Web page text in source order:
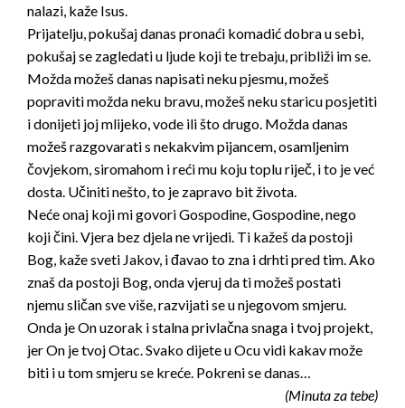
nalazi, kaže Isus.
Prijatelju, pokušaj danas pronaći komadić dobra u sebi,
pokušaj se zagledati u ljude koji te trebaju, približi im se.
Možda možeš danas napisati neku pjesmu, možeš
popraviti možda neku bravu, možeš neku staricu posjetiti
i donijeti joj mlijeko, vode ili što drugo. Možda danas
možeš razgovarati s nekakvim pijancem, osamljenim
čovjekom, siromahom i reći mu koju toplu riječ, i to je već
dosta. Učiniti nešto, to je zapravo bit života.
Neće onaj koji mi govori Gospodine, Gospodine, nego
koji čini. Vjera bez djela ne vrijedi. Ti kažeš da postoji
Bog, kaže sveti Jakov, i đavao to zna i drhti pred tim. Ako
znaš da postoji Bog, onda vjeruj da ti možeš postati
njemu sličan sve više, razvijati se u njegovom smjeru.
Onda je On uzorak i stalna privlačna snaga i tvoj projekt,
jer On je tvoj Otac. Svako dijete u Ocu vidi kakav može
biti i u tom smjeru se kreće. Pokreni se danas…
(Minuta za tebe)